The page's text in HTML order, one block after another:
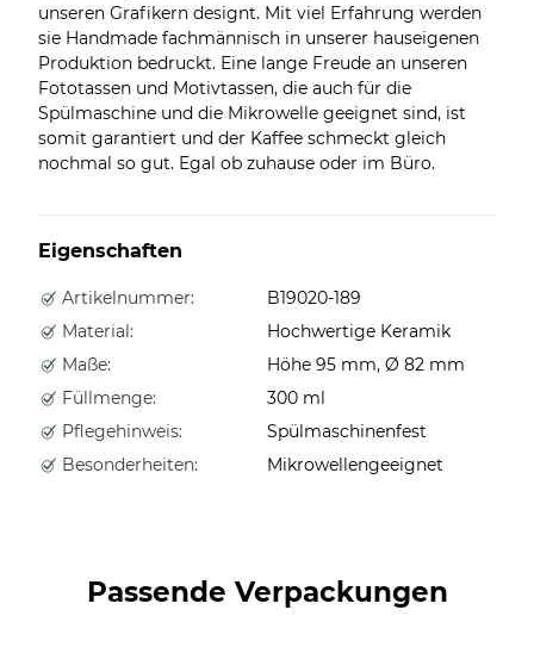
unseren Grafikern designt. Mit viel Erfahrung werden
sie Handmade fachmännisch in unserer hauseigenen
Produktion bedruckt. Eine lange Freude an unseren
Fototassen und Motivtassen, die auch für die
Spülmaschine und die Mikrowelle geeignet sind, ist
somit garantiert und der Kaffee schmeckt gleich
nochmal so gut. Egal ob zuhause oder im Büro.
Eigenschaften
Artikelnummer:
B19020-189
Material:
Hochwertige Keramik
Maße:
Höhe 95 mm, Ø 82 mm
Füllmenge:
300 ml
Pflegehinweis:
Spülmaschinenfest
Besonderheiten:
Mikrowellengeeignet
Passende Verpackungen